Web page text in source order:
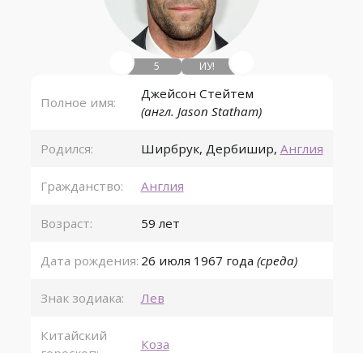
5 ИУ!
Полное имя:
Джейсон Стейтем
(англ. Jason Statham)
Родился: Ширбрук, Дербишир, Англия
Гражданство: Англия
Возраст: 59 лет
Дата рождения: 26 июля 1967 года (среда)
Знак зодиака: Лев
Китайский
Коза